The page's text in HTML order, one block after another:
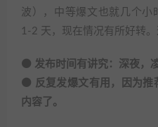
波），中等爆文也就几个小
1-2 天，现在情况有所好转
⚫ 发布时间有讲究：深夜，
⚫ 反复发爆文有用，因为
内容了。